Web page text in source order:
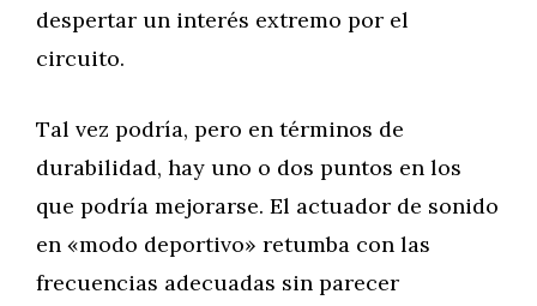
despertar un interés extremo por el
circuito.
Tal vez podría, pero en términos de
durabilidad, hay uno o dos puntos en los
que podría mejorarse. El actuador de sonido
en «modo deportivo» retumba con las
frecuencias adecuadas sin parecer